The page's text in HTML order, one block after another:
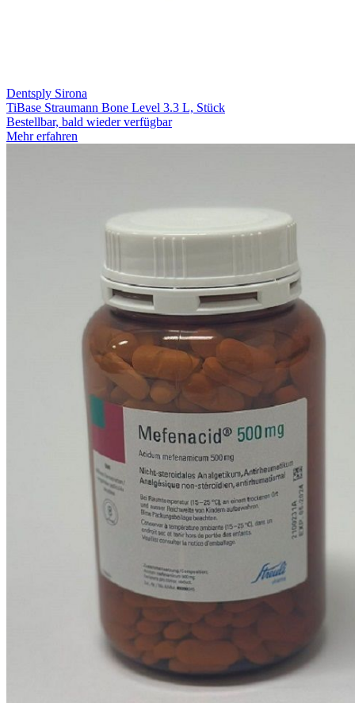
Dentsply Sirona
TiBase Straumann Bone Level 3.3 L, Stück
Bestellbar, bald wieder verfügbar
Mehr erfahren